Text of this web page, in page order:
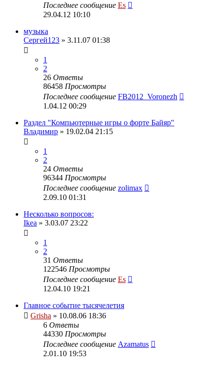
Последнее сообщение Es
29.04.12 10:10
музыка
Сергей123 » 3.11.07 01:38
1
2
26 Ответы
86458 Просмотры
Последнее сообщение FB2012_Voronezh
1.04.12 00:29
Раздел "Компьютерные игры о форте Байяр"
Владимир » 19.02.04 21:15
1
2
24 Ответы
96344 Просмотры
Последнее сообщение zolimax
2.09.10 01:31
Несколько вопросов:
Ikea » 3.03.07 23:22
1
2
31 Ответы
122546 Просмотры
Последнее сообщение Es
12.04.10 19:21
Главное событие тысячелетия
Grisha » 10.08.06 18:36
6 Ответы
44330 Просмотры
Последнее сообщение Azamatus
2.01.10 19:53